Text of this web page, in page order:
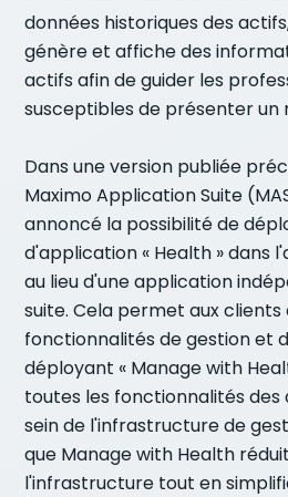
données historiques des
génère et affiche des
actifs afin de guider les
susceptibles de présenter un
Dans une version publiée
Maximo Application Suite
annoncé la possibilité de
d'application « Health » dans
au lieu d'une application
suite. Cela permet aux
fonctionnalités de gestion et
déployant « Manage with
toutes les fonctionnalités des
sein de l'infrastructure de
que Manage with Health
l'infrastructure tout en